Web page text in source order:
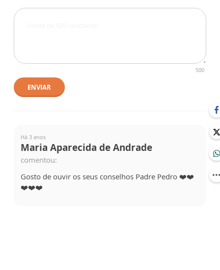
500
ENVIAR
Há 3 anos
Maria Aparecida de Andrade
comentou:
Gosto de ouvir os seus conselhos Padre Pedro ❤️❤️
❤️❤️❤️